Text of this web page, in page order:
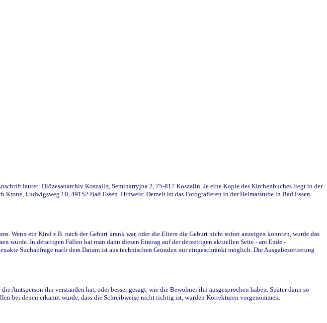
lautet: Diözesanarchiv Koszalin, Seminarryjna 2, 75-817 Koszalin. Je eine Kopie des Kirchenbuches liegt in der
Ludwigsweg 10, 49152 Bad Essen. Hinweis: Derzeit ist das Fotografieren in der Heimatstube in Bad Essen
Wenn ein Kind z.B. nach der Geburt krank war, oder die Eltern die Geburt nicht sofort anzeigen konnten, wurde das
wurde. In derartigen Fällen hat man dann diesen Eintrag auf der derzeitigen aktuellen Seite - am Ende -
Suchabfrage nach dem Datum ist aus technischen Gründen nur eingeschränkt möglich. Die Ausgabesortierung
ihn verstanden hat, oder besser gesagt, wie die Bewohner ihn ausgesprochen haben. Später dann so
bei denen erkannt wurde, dass die Schreibweise nicht richtig ist, wurden Korrekturen vorgenommen.